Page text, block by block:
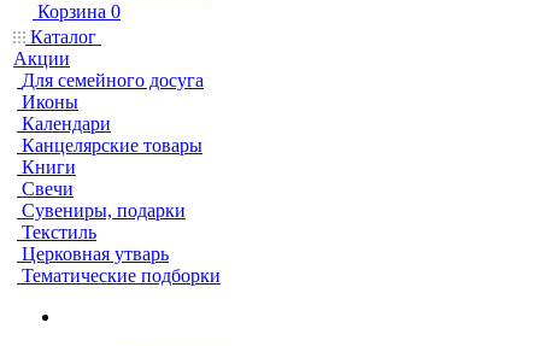
Корзина 0
Каталог
Акции
Для семейного досуга
Иконы
Календари
Канцелярские товары
Книги
Свечи
Сувениры, подарки
Текстиль
Церковная утварь
Тематические подборки